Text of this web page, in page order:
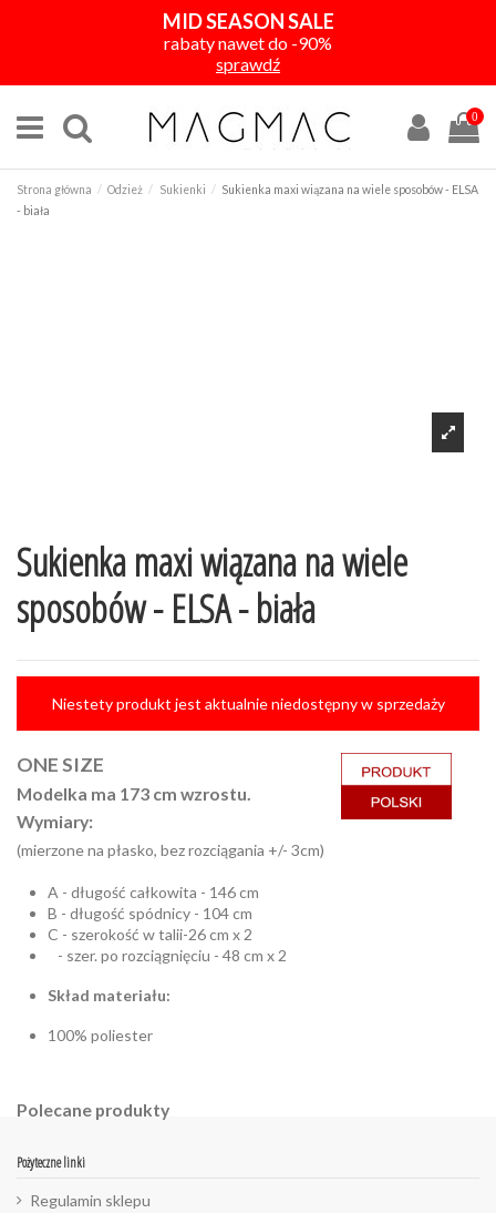
MID SEASON SALE
rabaty nawet do -90%
sprawdź
0
Strona główna Odzież Sukienki
Sukienka maxi wiązana na wiele sposobów - ELSA
- biała
Sukienka maxi wiązana na wiele
sposobów - ELSA - biała
Niestety produkt jest aktualnie niedostępny w sprzedaży
ONE SIZE
Modelka ma 173 cm wzrostu.
Wymiary:
(mierzone na płasko, bez rozciągania +/- 3cm)
A - długość całkowita - 146 cm
B - długość spódnicy - 104 cm
C - szerokość w talii-26 cm x 2
- szer. po rozciągnięciu - 48 cm x 2
Skład materiału:
100% poliester
Polecane produkty
Pożyteczne linki
Regulamin sklepu